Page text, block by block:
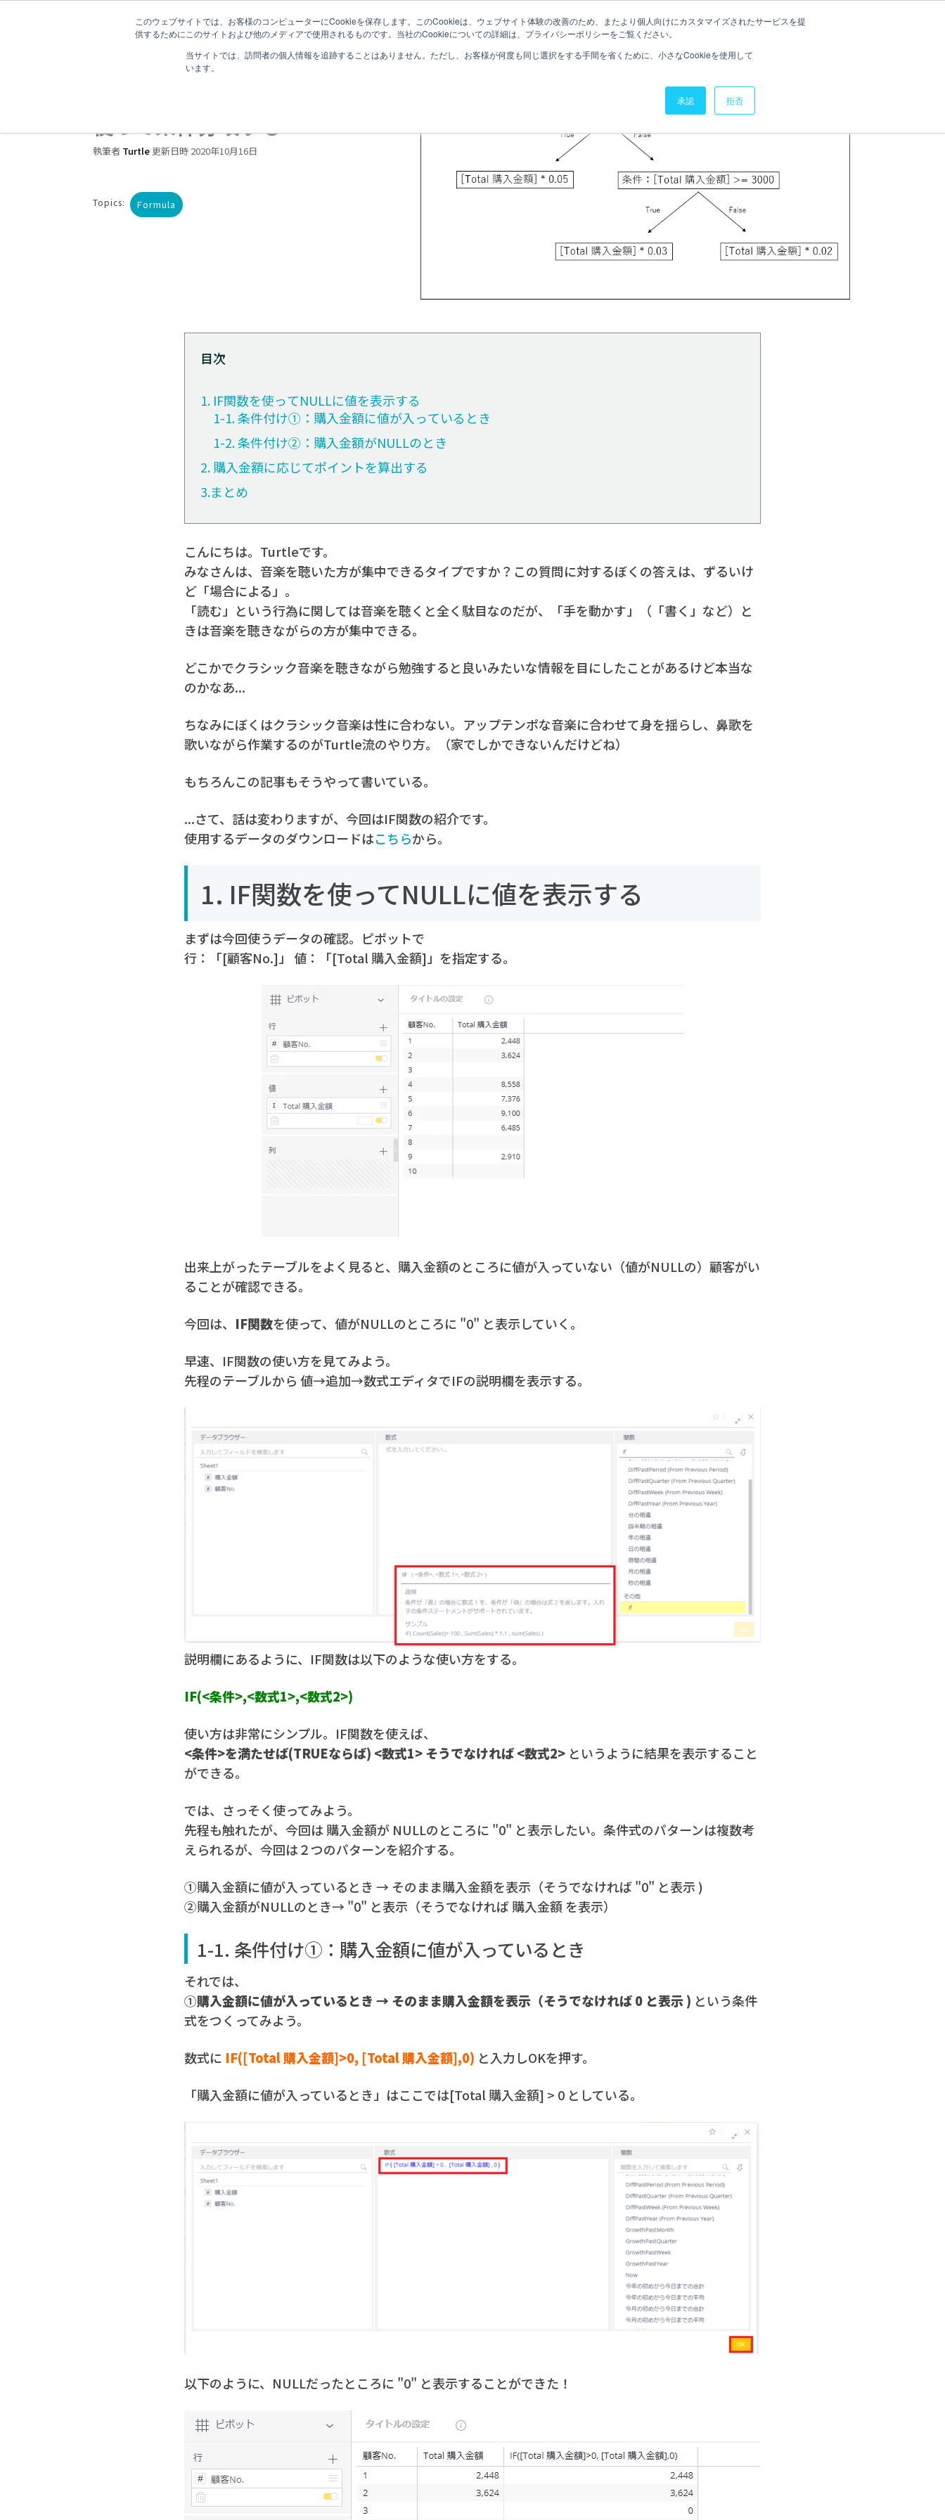
このウェブサイトでは、お客様のコンピューターにCookieを保存します。このCookieは、ウェブサイト体験の改善のため、またより個人向けにカスタマイズされたサービスを提
供するためにこのサイトおよび他のメディアで使用されるものです。当社のCookieについての詳細は、プライバシーポリシーをご覧ください。
当サイトでは、訪問者の個人情報を追跡することはありません。ただし、お客様が何度も同じ選択をする手間を省くために、小さなCookieを使用して
います。
承認 拒否
SISENSEとは SISENSEナレッジ セミナー トレーニング お役立ち資料
3 分で読むことができます。
使って条件分岐する
執筆者 Turtle更新日時 2020年10月16日
Topics: Formula
目次
1. IF関数を使ってNULLに値を表示する
1-1. 条件付け①：購入金額に値が入っているとき
1-2. 条件付け➁：購入金額がNULLのとき
2. 購入金額に応じてポイントを算出する
3.まとめ
こんにちは。Turtleです。
みなさんは、音楽を聴いた方が集中できるタイプですか？この質問に対するぼくの答えは、ずるいけ
ど「場合による」。
「読む」という行為に関しては音楽を聴くと全く駄目なのだが、「手を動かす」（「書く」など）と
きは音楽を聴きながらの方が集中できる。
どこかでクラシック音楽を聴きながら勉強すると良いみたいな情報を目にしたことがあるけど本当な
のかなあ...
ちなみにぼくはクラシック音楽は性に合わない。アップテンポな音楽に合わせて身を揺らし、鼻歌を
歌いながら作業するのがTurtle流のやり方。（家でしかできないんだけどね）
もちろんこの記事もそうやって書いている。
...さて、話は変わりますが、今回はIF関数の紹介です。
使用するデータのダウンロードはこちらから。
1. IF関数を使ってNULLに値を表示する
まずは今回使うデータの確認。ピポットで
行：「[顧客No.]」 値：「[Total 購入金額]」を指定する。
出来上がったテーブルをよく見ると、購入金額のところに値が入っていない（値がNULLの）顧客がい
ることが確認できる。
今回は、 IF関数を使って、値がNULLのところに "0" と表示していく。
早速、IF関数の使い方を見てみよう。
先程のテーブルから 値→追加→数式エディタでIFの説明欄を表示する。
説明欄にあるように、IF関数は以下のような使い方をする。
IF(<条件>,<数式1>,<数式2>)
使い方は非常にシンプル。IF関数を使えば、
<条件>を満たせば(TRUEならば) <数式1> そうでなければ <数式2> というように結果を表示すること
ができる。
では、さっそく使ってみよう。
先程も触れたが、今回は 購入金額が NULLのところに "0" と表示したい。条件式のパターンは複数考
えられるが、今回は２つのパターンを紹介する。
①購入金額に値が入っているとき → そのまま購入金額を表示（そうでなければ "0" と表示 )
➁購入金額がNULLのとき→ "0" と表示（そうでなければ 購入金額 を表示）
1-1. 条件付け①：購入金額に値が入っているとき
それでは、
①購入金額に値が入っているとき → そのまま購入金額を表示 （そうでなければ 0 と表示 ) という条件
式をつくってみよう。
数式に IF([Total 購入金額]>0, [Total 購入金額],0) と入力しOKを押す。
「購入金額に値が入っているとき」はここでは[Total 購入金額] > 0 としている。
以下のように、NULLだったところに "0" と表示することができた！